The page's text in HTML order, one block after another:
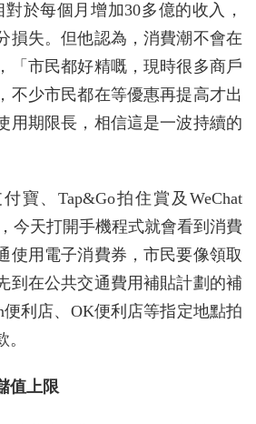
於每個月增加30多億的收入，
損失。但他認為，消費潮不會在
「市民都好精嘅，現時很多商戶
不少市民都在等優惠再提高才出
用期限長，相信這是一波持續的
寶、Tap&Go拍住賞及WeChat
今天打開手機程式就會看到消費
使用電子消費券，市民要像領取
到在公共交通費用補貼計劃的補
便利店、OK便利店等指定地點拍
值上限